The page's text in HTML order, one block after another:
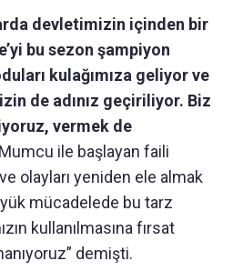
devletimizin içinden bir
bu sezon şampiyon
kulağımıza geliyor ve
de adınız geçiriliyor. Biz
vermek de
ile başlayan faili
olayları yeniden ele almak
mücadelede bu tarz
kullanılmasına fırsat
demişti.